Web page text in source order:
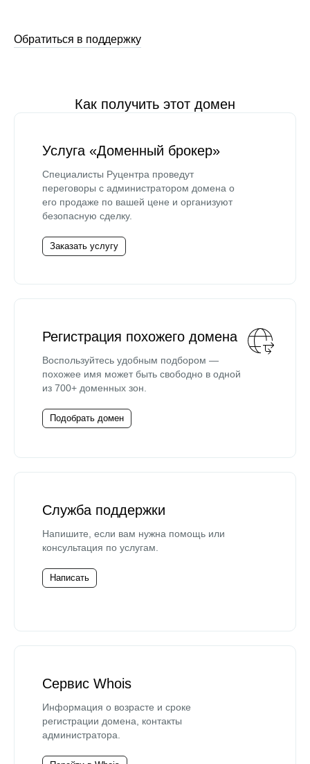
Обратиться в поддержку
Как получить этот домен
Услуга «Доменный брокер»
Специалисты Руцентра проведут
переговоры с администратором домена о
его продаже по вашей цене и организуют
безопасную сделку.
Заказать услугу
Регистрация похожего домена
Воспользуйтесь удобным подбором —
похожее имя может быть свободно в одной
из 700+ доменных зон.
Подобрать домен
Служба поддержки
Напишите, если вам нужна помощь или
консультация по услугам.
Написать
Сервис Whois
Информация о возрасте и сроке
регистрации домена, контакты
администратора.